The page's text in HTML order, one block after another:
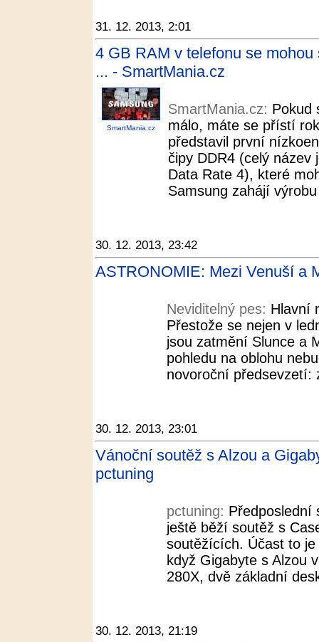
31. 12. 2013, 2:01
4 GB RAM v telefonu se
... - SmartMania.cz
SmartMania.cz
SmartMania.cz: Pokud
málo, máte se přístí
představil první
čipy DDR4 (celý název
Data Rate 4), které
Samsung zahájí
30. 12. 2013, 23:42
ASTRONOMIE: Mezi Venuší a
Neviditelný pes: Hlavní
Přestože se nejen v
jsou zatmění Slunce a
pohledu na oblohu
novoroční předsevzetí:
30. 12. 2013, 23:01
Vánoční soutěž s Alzou a
pctuning
pctuning: Předposlední
ještě běží soutěž s
soutěžících. Účast to
když Gigabyte s Alzou
280X, dvě základní
30. 12. 2013, 21:19